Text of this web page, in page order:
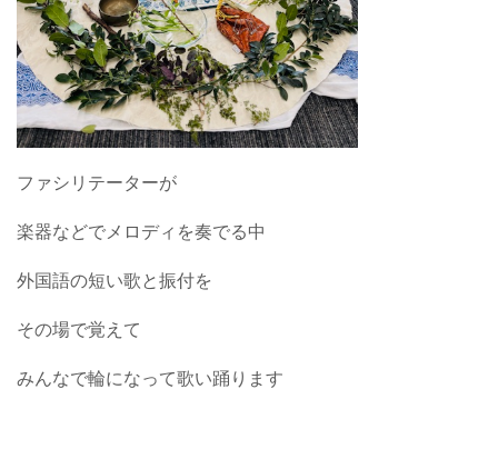
ファシリテーターが
楽器などでメロディを奏でる中
外国語の短い歌と振付を
その場で覚えて
みんなで輪になって歌い踊ります